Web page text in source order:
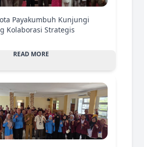
Payakumbuh Kunjungi
Kolaborasi Strategis
READ MORE